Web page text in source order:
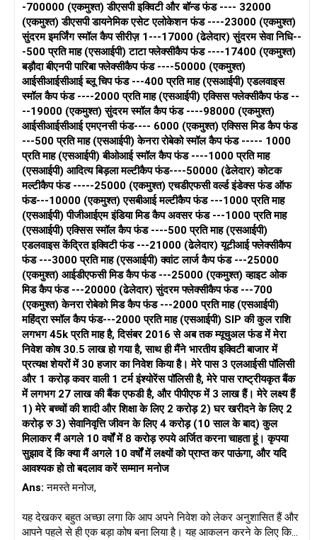
-700000 (एकमुश्त) डीएसपी इक्विटी और बॉन्ड फंड ---- 32000
(एकमुश्त) डीएसपी डायनेमिक एसेट एलोकेशन फंड ----23000 (एकमुश्त)
सुंदरम इमर्जिंग स्मॉल कैप सीरीज़ 1---17000 (ढेलेदार) सुंदरम सेवा निधि--
-500 प्रति माह (एसआईपी) टाटा फ्लेक्सीकैप फंड ----17400 (एकमुश्त)
बड़ौदा बीएनपी पारिबा फ्लेक्सीकैप फंड ----50000 (एकमुश्त)
आईसीआईसीआई ब्लू चिप फंड ---400 प्रति माह (एसआईपी) एडलवाइस
स्मॉल कैप फंड ----2000 प्रति माह (एसआईपी) एक्सिस फ्लेक्सीकैप फंड --
--19000 (एकमुश्त) सुंदरम स्मॉल कैप फंड ----98000 (एकमुश्त)
आईसीआईसीआई एमएनसी फंड---- 6000 (एकमुश्त) एक्सिस मिड कैप फंड
---500 प्रति माह (एसआईपी) केनरा रोबेको स्मॉल कैप फंड ----- 1000
प्रति माह (एसआईपी) बीओआई स्मॉल कैप फंड ----1000 प्रति माह
(एसआईपी) आदित्य बिड़ला मल्टीकैप फंड----50000 (ढेलेदार) कोटक
मल्टीकैप फंड -----25000 (एकमुश्त) एचडीएफसी वर्ल्ड इंडेक्स फंड ऑफ
फंड---10000 (एकमुश्त) एसबीआई मल्टीकैप फंड ---1000 प्रति माह
(एसआईपी) पीजीआईएम इंडिया मिड कैप अवसर फंड ---1000 प्रति माह
(एसआईपी) एक्सिस स्मॉल कैप फंड ----500 प्रति माह (एसआईपी)
एडलवाइस केंद्रित इक्विटी फंड ---21000 (ढेलेदार) यूटीआई फ्लेक्सीकैप
फंड ---3000 प्रति माह (एसआईपी) क्वांट लार्ज कैप फंड ---25000
(एकमुश्त) आईडीएफसी मिड कैप फंड ---25000 (एकमुश्त) व्हाइट ओक
मिड कैप फंड ---20000 (ढेलेदार) सुंदरम फ्लेक्सीकैप फंड ---700
(एकमुश्त) केनरा रोबेको मिड कैप फंड ---2000 प्रति माह (एसआईपी)
महिंद्रा स्मॉल कैप फंड---2000 प्रति माह (एसआईपी) SIP की कुल राशि
लगभग 45k प्रति माह है, दिसंबर 2016 से अब तक म्यूचुअल फंड में मेरा
निवेश कोष 30.5 लाख हो गया है, साथ ही मैंने भारतीय इक्विटी बाजार में
प्रत्यक्ष शेयरों में 30 हजार का निवेश किया है। मेरे पास 3 एलआईसी पॉलिसी
और 1 करोड़ कवर वाली 1 टर्म इंश्योरेंस पॉलिसी है, मेरे पास राष्ट्रीयकृत बैंक
में लगभग 27 लाख की बैंक एफडी है, और पीपीएफ में 3 लाख हैं। मेरे लक्ष्य हैं
1) मेरे बच्चों की शादी और शिक्षा के लिए 2 करोड़ 2) घर खरीदने के लिए 2
करोड़ रु 3) सेवानिवृत्ति जीवन के लिए 4 करोड़ (10 साल के बाद) कुल
मिलाकर मैं अगले 10 वर्षों में 8 करोड़ रुपये अर्जित करना चाहता हूं। कृपया
सुझाव दें कि क्या मैं अगले 10 वर्षों में लक्ष्यों को प्राप्त कर पाऊंगा, और यदि
आवश्यक हो तो बदलाव करें सम्मान मनोज
Ans: नमस्ते मनोज,
यह देखकर बहुत अच्छा लगा कि आप अपने निवेश को लेकर अनुशासित हैं और
आपने पहले से ही एक बड़ा कोष बना लिया है। यह आकलन करने के लिए कि